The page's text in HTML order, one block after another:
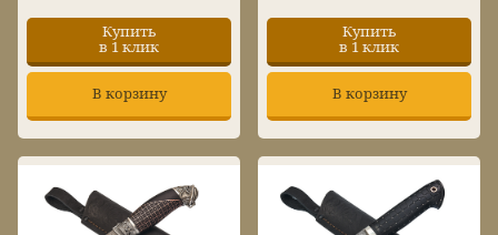
Купить
в 1 клик
В корзину
Купить
в 1 клик
В корзину